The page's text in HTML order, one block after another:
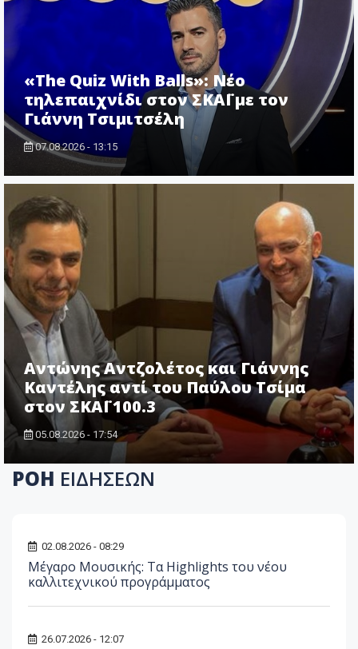
«The Quiz With Balls»: Νέο
τηλεπαιχνίδι στον ΣΚΑΪ με τον
Γιάννη Τσιμιτσέλη
07.08.2026 - 13:15
Αντώνης Αντζολέτος και Γιάννης
Καντέλης αντί του Παύλου Τσίμα
στον ΣΚΑΪ 100.3
05.08.2026 - 17:54
ΡΟΗ ΕΙΔΗΣΕΩΝ
02.08.2026 - 08:29
Μέγαρο Μουσικής: Τα Highlights του νέου
καλλιτεχνικού προγράμματος
26.07.2026 - 12:07